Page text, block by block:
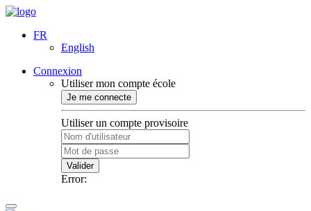
FR
English
Connexion
Utiliser mon compte école
Je me connecte
Utiliser un compte provisoire
Valider
Error: